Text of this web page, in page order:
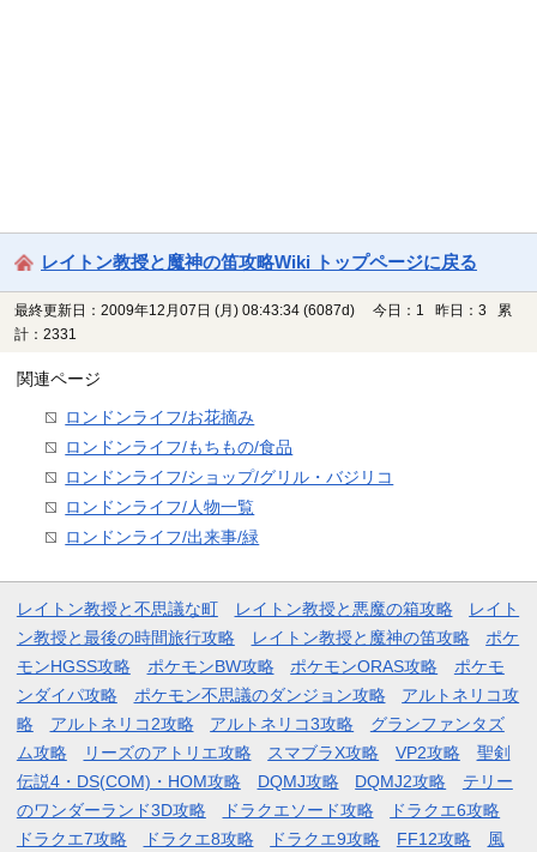
レイトン教授と魔神の笛攻略Wiki トップページに戻る
最終更新日：2009年12月07日 (月) 08:43:34 (6087d)
今日：1 昨日：3 累
計：2331
関連ページ
ロンドンライフ/お花摘み
ロンドンライフ/もちもの/食品
ロンドンライフ/ショップ/グリル・バジリコ
ロンドンライフ/人物一覧
ロンドンライフ/出来事/緑
レイトン教授と不思議な町 レイトン教授と悪魔の箱攻略
レイト
ン教授と最後の時間旅行攻略
レイトン教授と魔神の笛攻略
ポケ
モンHGSS攻略
ポケモンBW攻略 ポケモンORAS攻略
ポケモ
ンダイパ攻略
ポケモン不思議のダンジョン攻略
アルトネリコ攻
略
アルトネリコ2攻略 アルトネリコ3攻略
グランファンタズ
ム攻略
リーズのアトリエ攻略 スマブラX攻略 VP2攻略
聖剣
伝説4・DS(COM)・HOM攻略
DQMJ攻略 DQMJ2攻略
テリー
のワンダーランド3D攻略
ドラクエソード攻略
ドラクエ6攻略
ドラクエ7攻略
ドラクエ8攻略 ドラクエ9攻略 FF12攻略 風